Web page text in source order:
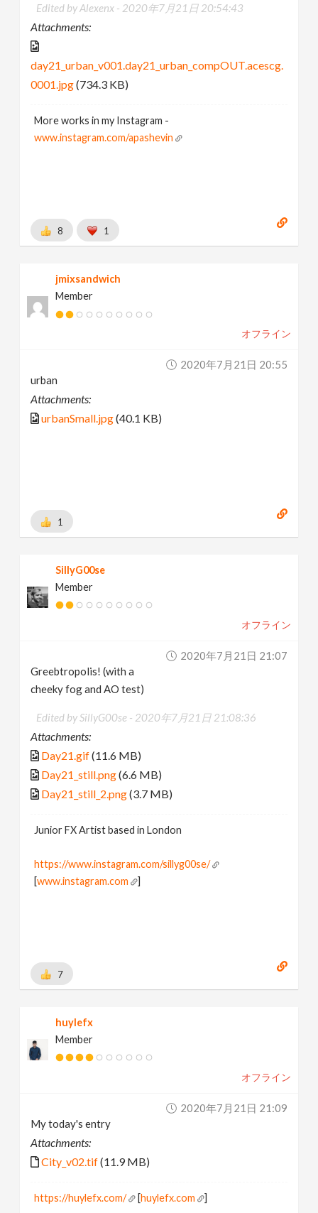
Edited by Alexenx - 2020年7月21日 20:54:43
Attachments:
day21_urban_v001.day21_urban_compOUT.acescg.
0001.jpg(734.3 KB)
More works in my Instagram -
www.instagram.com/apashevin
8 1
jmixsandwich
Member
オフライン
2020年7月21日 20:55
urban
Attachments:
urbanSmall.jpg(40.1 KB)
1
SillyG00se
Member
オフライン
2020年7月21日 21:07
Greebtropolis! (with a
cheeky fog and AO test)
Edited by SillyG00se - 2020年7月21日 21:08:36
Attachments:
Day21.gif(11.6 MB)
Day21_still.png(6.6 MB)
Day21_still_2.png(3.7 MB)
Junior FX Artist based in London
https://www.instagram.com/sillyg00se/
[www.instagram.com ]
7
huylefx
Member
オフライン
2020年7月21日 21:09
My today's entry
Attachments:
City_v02.tif(11.9 MB)
https://huylefx.com/ [huylefx.com ]